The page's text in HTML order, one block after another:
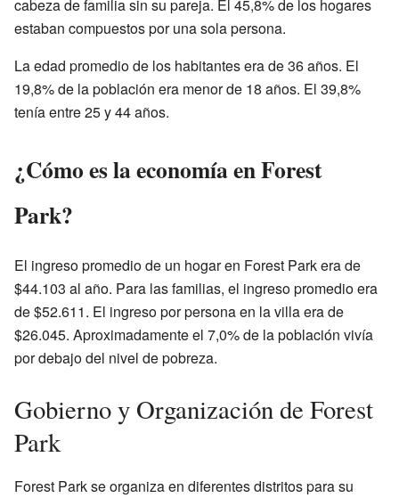
cabeza de familia sin su pareja. El 45,8% de los hogares
estaban compuestos por una sola persona.
La edad promedio de los habitantes era de 36 años. El
19,8% de la población era menor de 18 años. El 39,8%
tenía entre 25 y 44 años.
¿Cómo es la economía en Forest
Park?
El ingreso promedio de un hogar en Forest Park era de
$44.103 al año. Para las familias, el ingreso promedio era
de $52.611. El ingreso por persona en la villa era de
$26.045. Aproximadamente el 7,0% de la población vivía
por debajo del nivel de pobreza.
Gobierno y Organización de Forest
Park
Forest Park se organiza en diferentes distritos para su